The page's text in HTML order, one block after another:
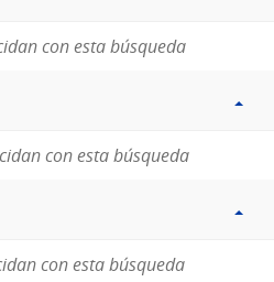
con esta búsqueda
con esta búsqueda
con esta búsqueda